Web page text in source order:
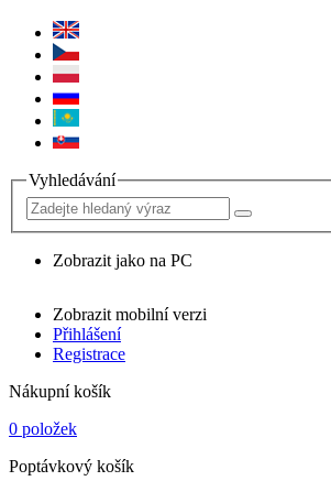
Vyhledávání
Zobrazit jako na PC
Zobrazit mobilní verzi
Přihlášení
Registrace
Nákupní košík
0 položek
Poptávkový košík